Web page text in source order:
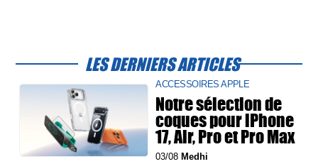
LES DERNIERS ARTICLES
ACCESSOIRES APPLE
Notre sélection de
coques pour iPhone
17, Air, Pro et Pro Max
03/08 Medhi